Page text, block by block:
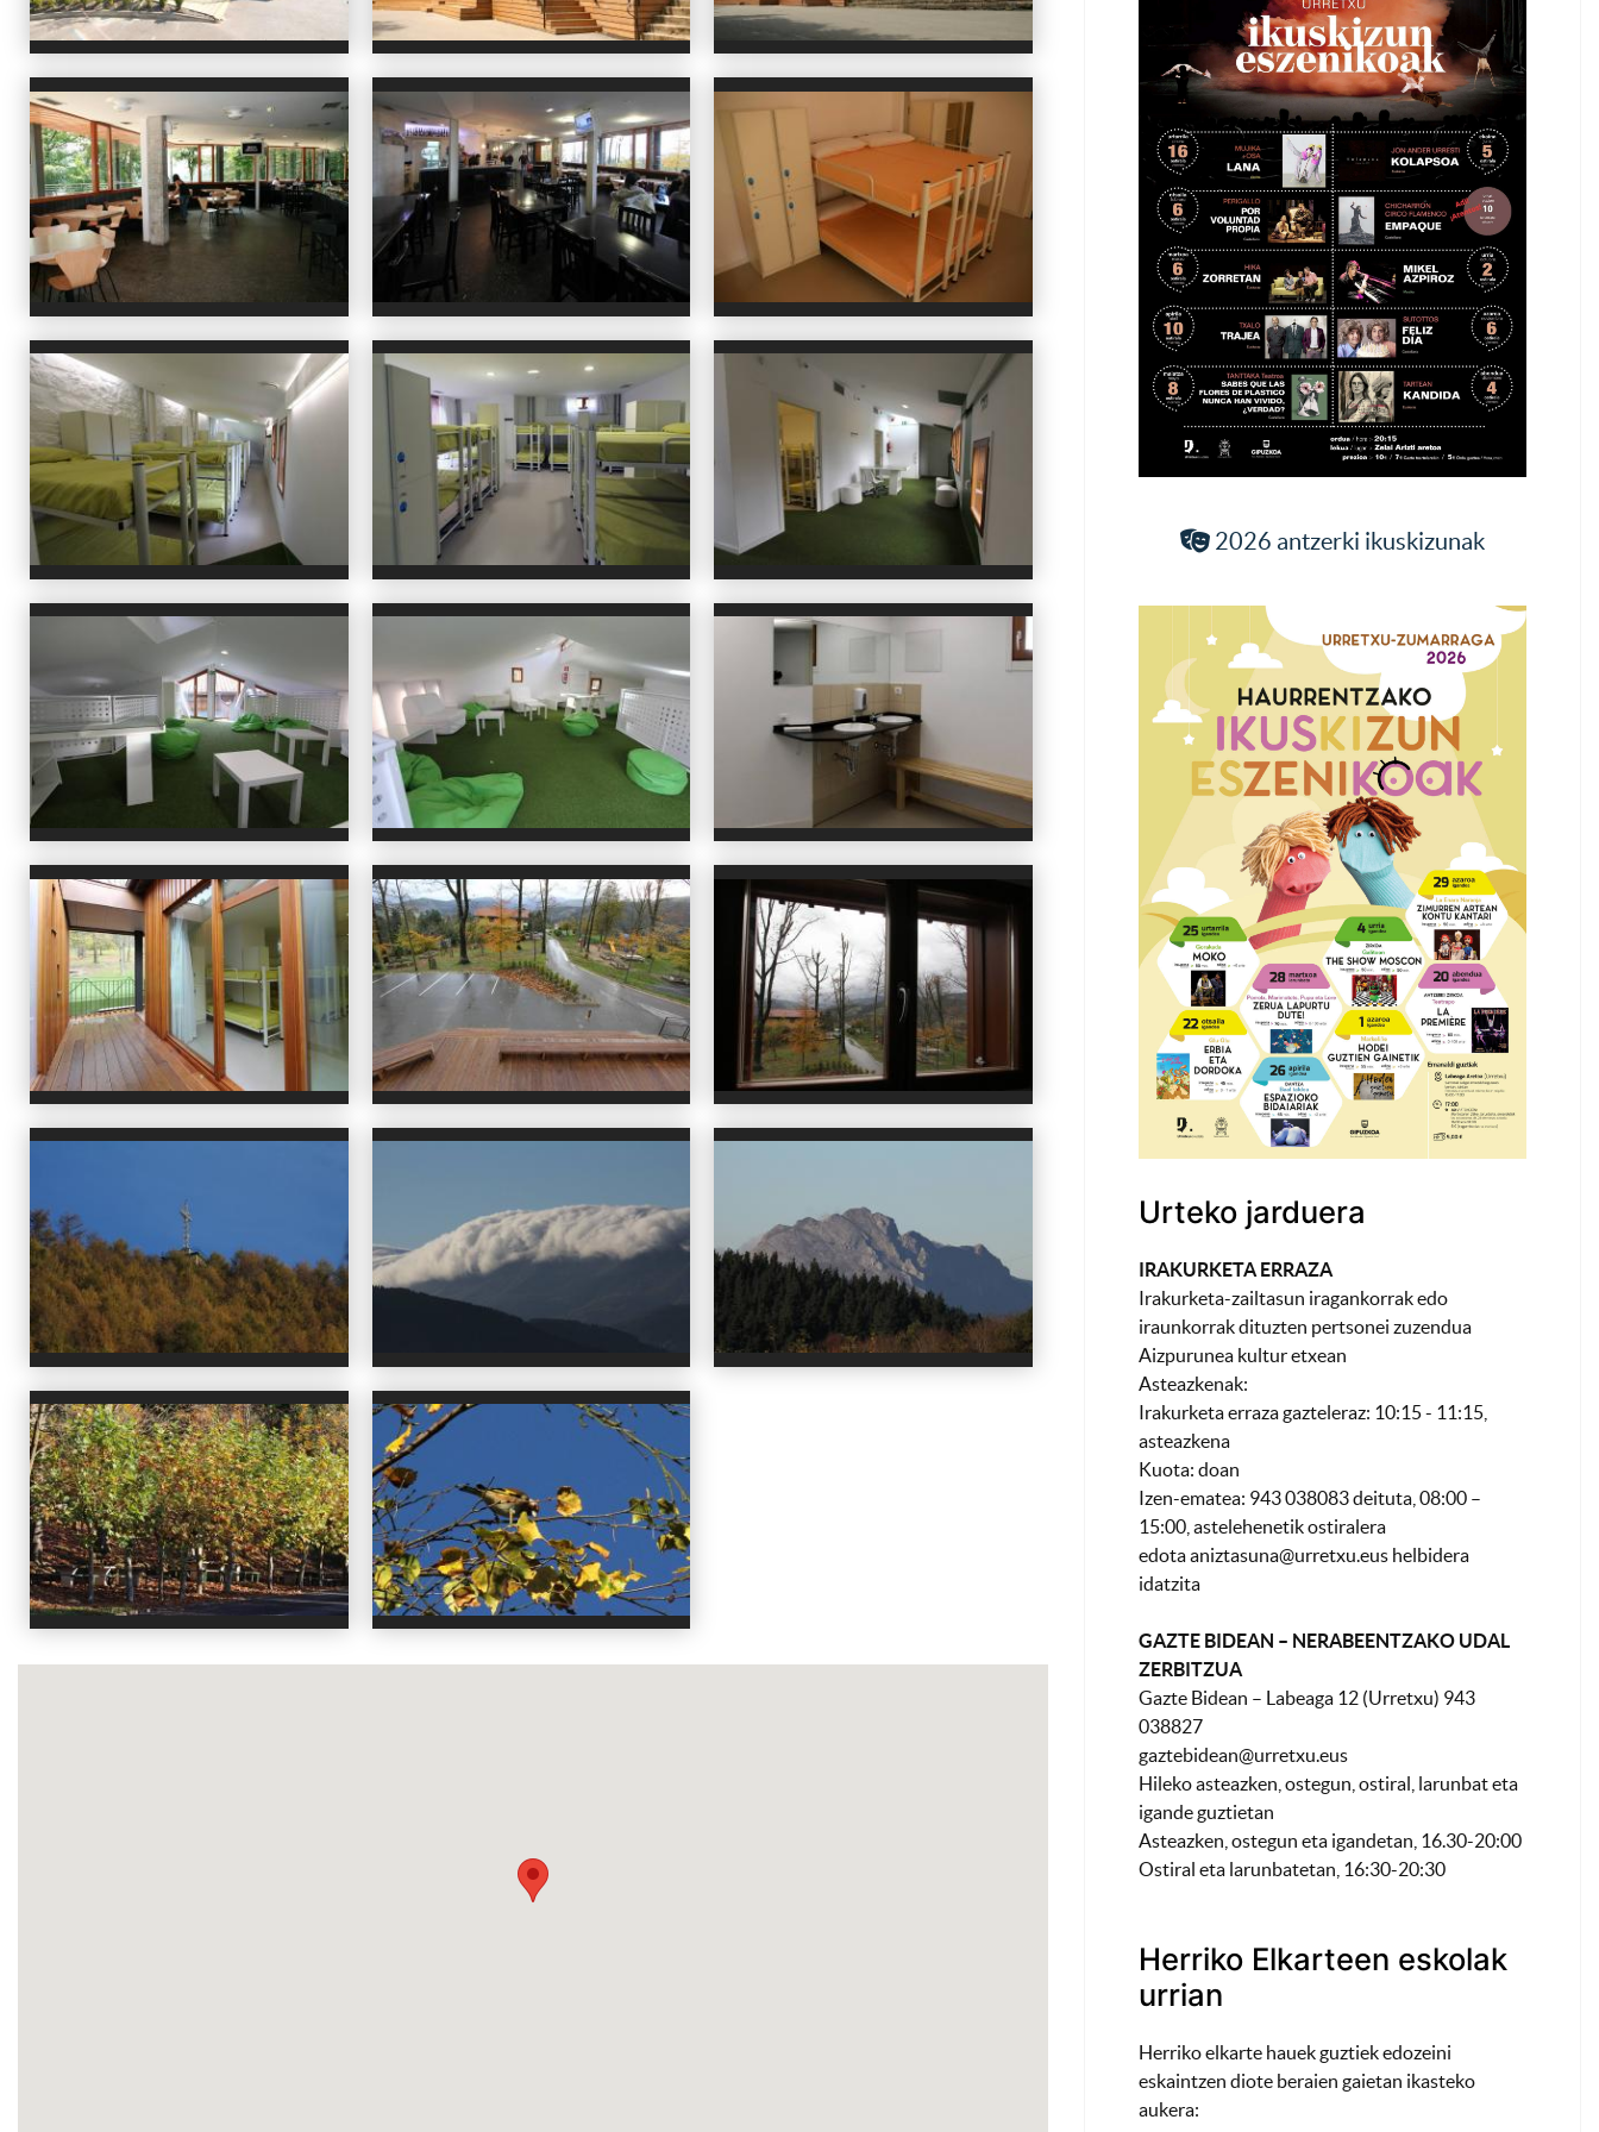
2026 antzerki ikuskizunak
Urteko jarduera
IRAKURKETA ERRAZA
Irakurketa-zailtasun iragankorrak edo
iraunkorrak dituzten pertsonei zuzendua
Aizpurunea kultur etxean
Asteazkenak:
Irakurketa erraza gazteleraz: 10:15 - 11:15,
asteazkena
Kuota: doan
Izen-ematea: 943 038083 deituta, 08:00 –
15:00, astelehenetik ostiralera
edotaaniztasuna@urretxu.eus helbidera
idatzita
GAZTE BIDEAN – NERABEENTZAKO UDAL
ZERBITZUA
Gazte Bidean – Labeaga 12 (Urretxu) 943
038827
gaztebidean@urretxu.eus
Hileko asteazken, ostegun, ostiral, larunbat eta
igande guztietan
Asteazken, ostegun eta igandetan, 16.30-20:00
Ostiral eta larunbatetan, 16:30-20:30
Herriko Elkarteen eskolak
urrian
Herriko elkarte hauek guztiek edozeini
eskaintzen diote beraien gaietan ikasteko
aukera: